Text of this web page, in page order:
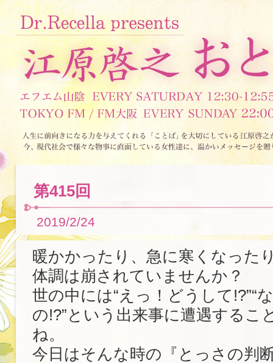
第415回
2019/2/24
暖かかったり、急に寒くなった
体調は崩されていませんか？
世の中には“えっ！どうして!?”“
の!?”という出来事に遭遇するこ
ね。
今日はそんな時の『とっさの判